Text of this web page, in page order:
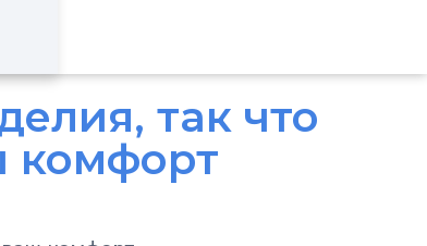
так что
комфорт